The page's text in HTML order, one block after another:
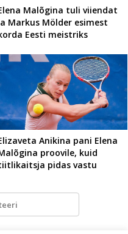
Malõgina tuli viiendat
Markus Mölder esimest
Eesti meistriks
Anikina pani Elena
proovile, kuid
pidas vastu